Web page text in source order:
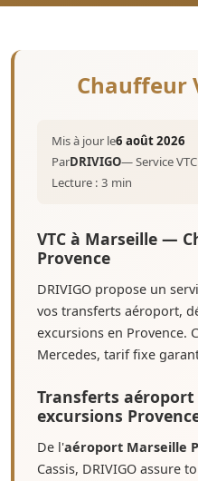
Chauffeur
Mis à jour le6 août 2026
ParDRIVIGO— Service
Lecture : 3 min
VTC à Marseille —
Provence
DRIVIGO propose un
vos transferts aéroport,
excursions en Provence.
Mercedes, tarif fixe
Transferts
excursions
De l'aéroport Marseille
Cassis, DRIVIGO assure